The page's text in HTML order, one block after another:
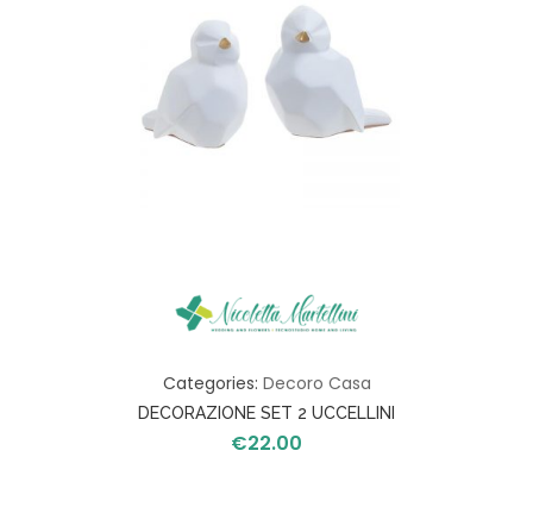
Categories: Decoro Casa
DECORAZIONE SET 2 UCCELLINI
€22.00